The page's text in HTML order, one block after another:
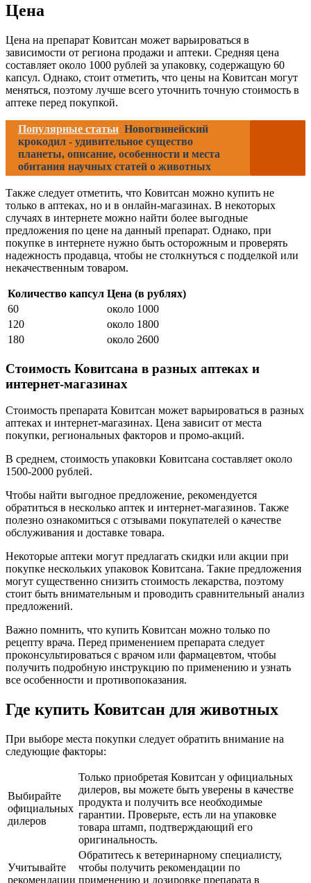
Цена
Цена на препарат Ковитсан может варьироваться в
зависимости от региона продажи и аптеки. Средняя цена
составляет около 1000 рублей за упаковку, содержащую 60
капсул. Однако, стоит отметить, что цены на Ковитсан могут
меняться, поэтому лучше всего уточнить точную стоимость в
аптеке перед покупкой.
Популярные статьи Новогвинейский
крокодил - удивительное существо
планеты, описание, особенности и места
обитания научных статей о животных
Также следует отметить, что Ковитсан можно купить не
только в аптеках, но и в онлайн-магазинах. В некоторых
случаях в интернете можно найти более выгодные
предложения по цене на данный препарат. Однако, при
покупке в интернете нужно быть осторожным и проверять
надежность продавца, чтобы не столкнуться с подделкой или
некачественным товаром.
Количество капсул Цена (в рублях)
60
около 1000
120
около 1800
180
около 2600
Стоимость Ковитсана в разных аптеках и
интернет-магазинах
Стоимость препарата Ковитсан может варьироваться в разных
аптеках и интернет-магазинах. Цена зависит от места
покупки, региональных факторов и промо-акций.
В среднем, стоимость упаковки Ковитсана составляет около
1500-2000 рублей.
Чтобы найти выгодное предложение, рекомендуется
обратиться в несколько аптек и интернет-магазинов. Также
полезно ознакомиться с отзывами покупателей о качестве
обслуживания и доставке товара.
Некоторые аптеки могут предлагать скидки или акции при
покупке нескольких упаковок Ковитсана. Такие предложения
могут существенно снизить стоимость лекарства, поэтому
стоит быть внимательным и проводить сравнительный анализ
предложений.
Важно помнить, что купить Ковитсан можно только по
рецепту врача. Перед применением препарата следует
проконсультироваться с врачом или фармацевтом, чтобы
получить подробную инструкцию по применению и узнать
все особенности и противопоказания.
Где купить Ковитсан для животных
При выборе места покупки следует обратить внимание на
следующие факторы:
Выбирайте
официальных
дилеров
Только приобретая Ковитсан у официальных
дилеров, вы можете быть уверены в качестве
продукта и получить все необходимые
гарантии. Проверьте, есть ли на упаковке
товара штамп, подтверждающий его
оригинальность.
Учитывайте
рекомендации
Обратитесь к ветеринарному специалисту,
чтобы получить рекомендации по
применению и дозировке препарата в